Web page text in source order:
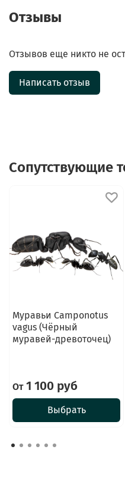
Отзывы
Отзывов еще никто не
Написать отзыв
Сопутствующие
Муравьи Camponotus
vagus (Чёрный
муравей-древоточец)
От1 100 руб
Выбрать